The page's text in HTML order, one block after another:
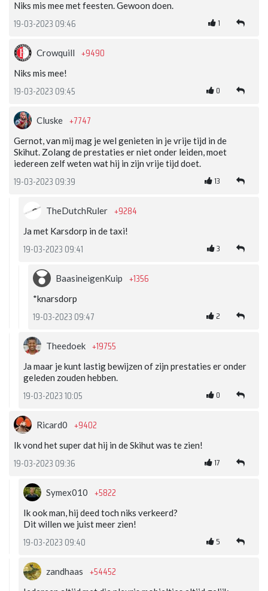
Niks mis mee met feesten. Gewoon doen.
19-03-2023 09:46 1
Crowquill +9490
Niks mis mee!
19-03-2023 09:45 0
Cluske +7747
Gernot, van mij mag je wel genieten in je vrije tijd in de
Skihut. Zolang de prestaties er niet onder leiden, moet
iedereen zelf weten wat hij in zijn vrije tijd doet.
19-03-2023 09:39 13
TheDutchRuler +9284
Ja met Karsdorp in de taxi!
19-03-2023 09:41 3
BaasineigenKuip +1356
*knarsdorp
19-03-2023 09:47 2
Theedoek +19755
Ja maar je kunt lastig bewijzen of zijn prestaties er onder
geleden zouden hebben.
19-03-2023 10:05 0
Ricard0 +9402
Ik vond het super dat hij in de Skihut was te zien!
19-03-2023 09:36 17
Symex010 +5822
Ik ook man, hij deed toch niks verkeerd?
Dit willen we juist meer zien!
19-03-2023 09:40 5
zandhaas +54452